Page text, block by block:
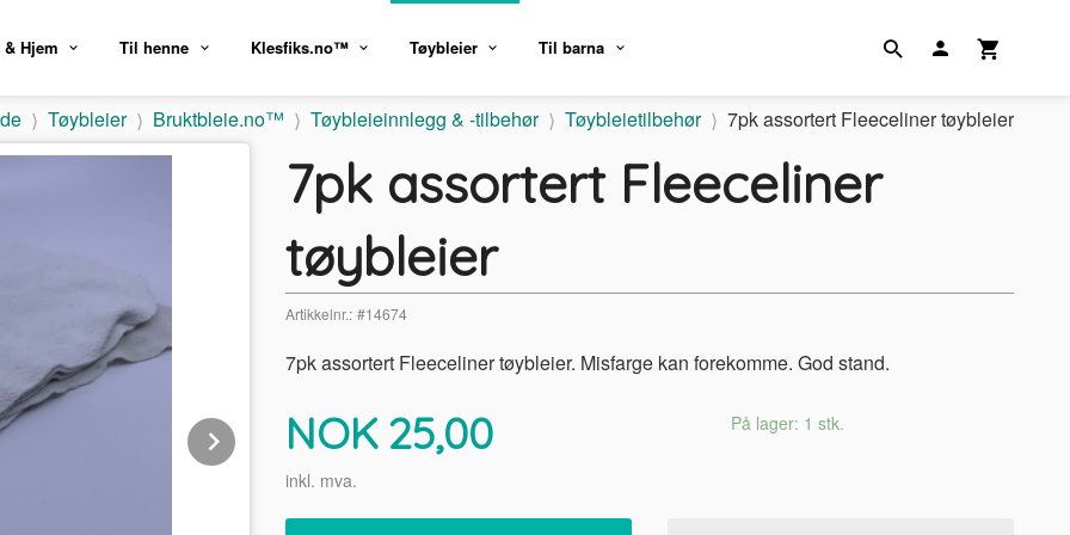
& Hjem Til henne Klesfiks.no™ Tøybleier Til barna
Tøybleier Bruktbleie.no™ Tøybleieinnlegg & -tilbehør Tøybleietilbehør 7pk assortert Fleeceliner tøybleier
7pk assortert Fleeceliner
tøybleier
Artikkelnr.: #14674
7pk assortert Fleeceliner tøybleier. Misfarge kan forekomme. God stand.
Pris
NOK 25,00
inkl. mva.
På lager: 1 stk.